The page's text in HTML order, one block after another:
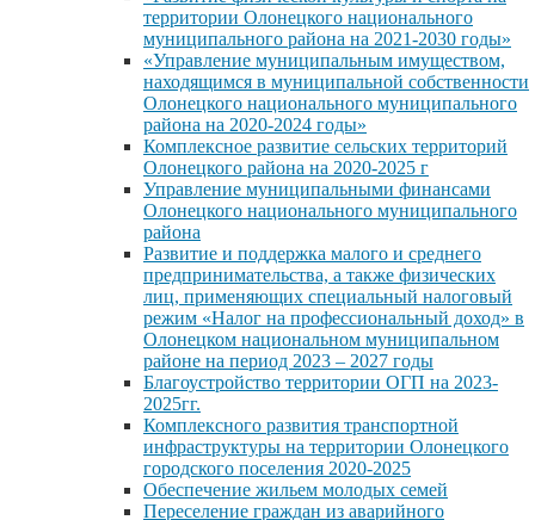
территории Олонецкого национального
муниципального района на 2021-2030 годы»
«Управление муниципальным имуществом,
находящимся в муниципальной собственности
Олонецкого национального муниципального
района на 2020-2024 годы»
Комплексное развитие сельских территорий
Олонецкого района на 2020-2025 г
Управление муниципальными финансами
Олонецкого национального муниципального
района
Развитие и поддержка малого и среднего
предпринимательства, а также физических
лиц, применяющих специальный налоговый
режим «Налог на профессиональный доход» в
Олонецком национальном муниципальном
районе на период 2023 – 2027 годы
Благоустройство территории ОГП на 2023-
2025гг.
Комплексного развития транспортной
инфраструктуры на территории Олонецкого
городского поселения 2020-2025
Обеспечение жильем молодых семей
Переселение граждан из аварийного